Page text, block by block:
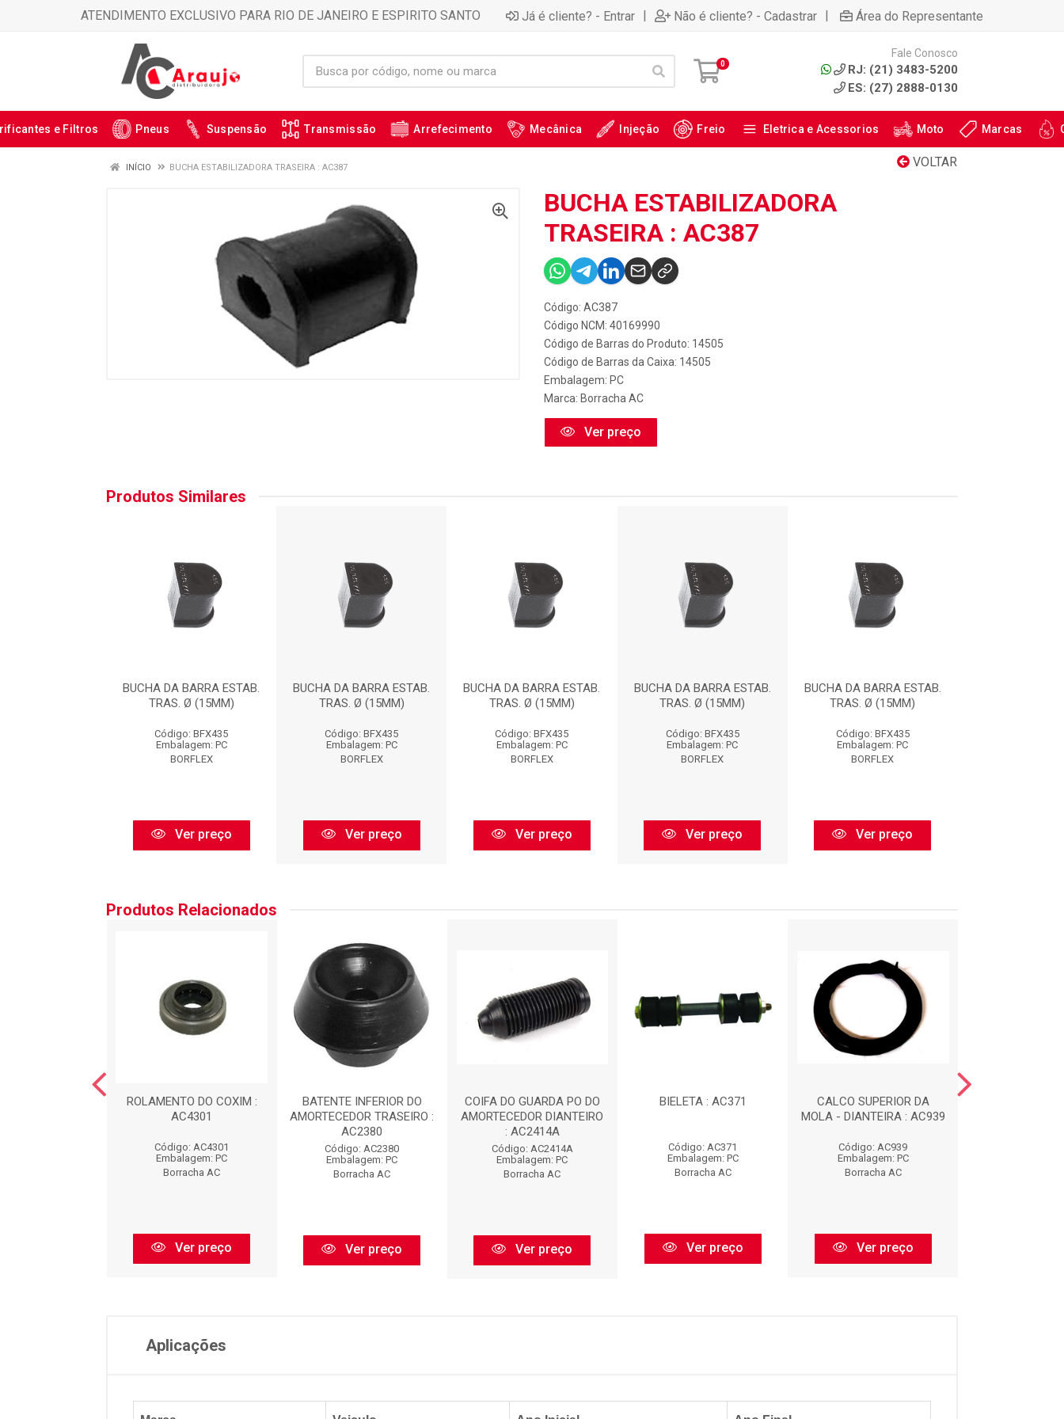
ATENDIMENTO EXCLUSIVO PARA RIO DE JANEIRO E ESPIRITO SANTO Já é cliente? - Entrar | Não é cliente? - Cadastrar | Área do Representante
0
Fale Conosco
RJ: (21) 3483-5200
ES: (27) 2888-0130
e Filtros Pneus Suspensão Transmissão Arrefecimento Mecânica Injeção Freio Eletrica e Acessorios Moto Marcas
VOLTAR
INÍCIO BUCHA ESTABILIZADORA TRASEIRA : AC387
BUCHA ESTABILIZADORA
TRASEIRA : AC387
Código: AC387
Código NCM: 40169990
Código de Barras do Produto: 14505
Código de Barras da Caixa: 14505
Embalagem: PC
Marca: Borracha AC
Ver preço
Produtos Similares
BUCHA DA BARRA ESTAB.
TRAS. Ø (15MM)
Código: BFX435
Embalagem: PC
BORFLEX
Ver preço
BUCHA DA BARRA ESTAB.
TRAS. Ø (15MM)
Código: BFX435
Embalagem: PC
BORFLEX
Ver preço
BUCHA DA BARRA ESTAB.
TRAS. Ø (15MM)
Código: BFX435
Embalagem: PC
BORFLEX
Ver preço
BUCHA DA BARRA ESTAB.
TRAS. Ø (15MM)
Código: BFX435
Embalagem: PC
BORFLEX
Ver preço
BUCHA DA BARRA ESTAB.
TRAS. Ø (15MM)
Código: BFX435
Embalagem: PC
BORFLEX
Ver preço
Produtos Relacionados
ROLAMENTO DO COXIM :
AC4301
Código: AC4301
Embalagem: PC
Borracha AC
Ver preço
BATENTE INFERIOR DO
AMORTECEDOR TRASEIRO :
AC2380
Código: AC2380
Embalagem: PC
Borracha AC
Ver preço
COIFA DO GUARDA PO DO
AMORTECEDOR DIANTEIRO
: AC2414A
Código: AC2414A
Embalagem: PC
Borracha AC
Ver preço
BIELETA : AC371
Código: AC371
Embalagem: PC
Borracha AC
Ver preço
CALCO SUPERIOR DA
MOLA - DIANTEIRA : AC939
Código: AC939
Embalagem: PC
Borracha AC
Ver preço
Aplicações